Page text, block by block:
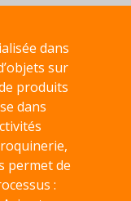
dans
sur
produits
dans
permet de
: